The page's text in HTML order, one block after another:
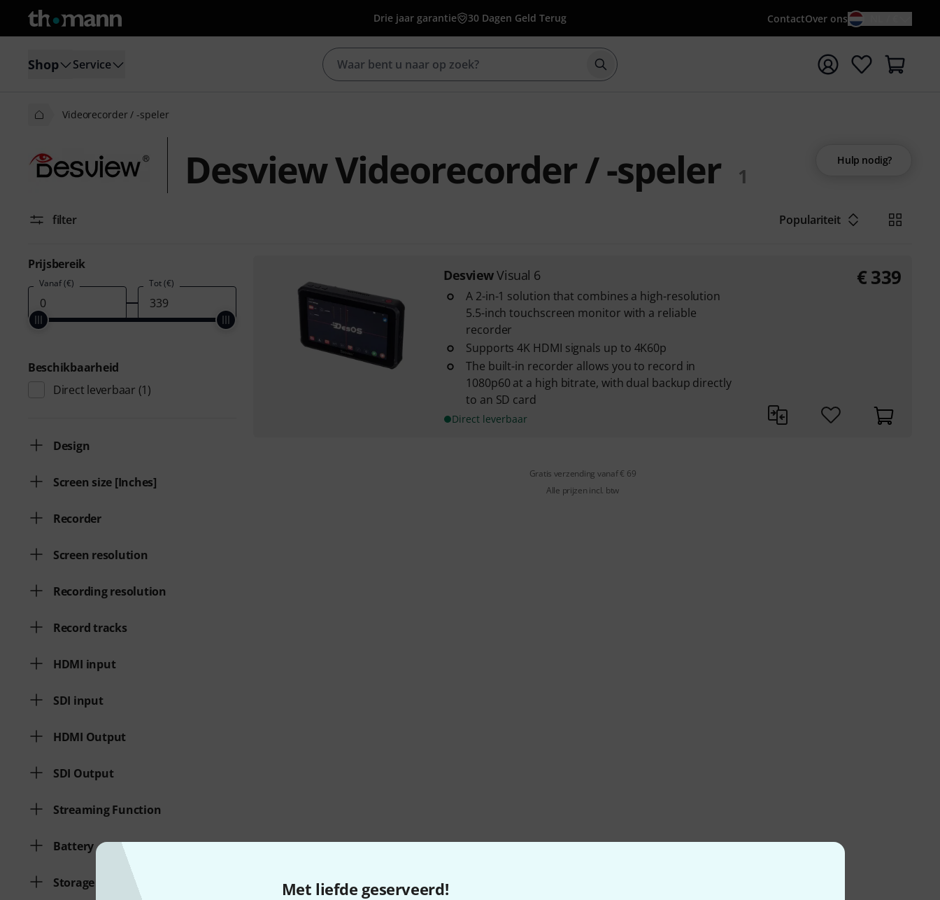
Met liefde geserveerd!
Drie jaar garantie 30 Dagen Geld Terug ContactOver ons
Shop Service Zoek met zoekterm {searchTerm}
Videorecorder / -speler
Desview Videorecorder / -speler 1
Hulp nodig?
filter Populariteit
Prijsbereik
Vanaf (€) Tot (€)
Beschikbaarheid
Direct leverbaar (1)
Design
Screen size [Inches]
Recorder
Screen resolution
Recording resolution
Record tracks
HDMI input
SDI input
HDMI Output
SDI Output
Streaming Function
Battery
Storage type
DesviewVisual 6
A 2-in-1 solution that combines a high-resolution
5.5-inch touchscreen monitor with a reliable
recorder
Supports 4K HDMI signals up to 4K60p
The built-in recorder allows you to record in
1080p60 at a high bitrate, with dual backup directly
to an SD card
Direct leverbaar
€339
Gratis verzending vanaf € 69
Alle prijzen incl. btw